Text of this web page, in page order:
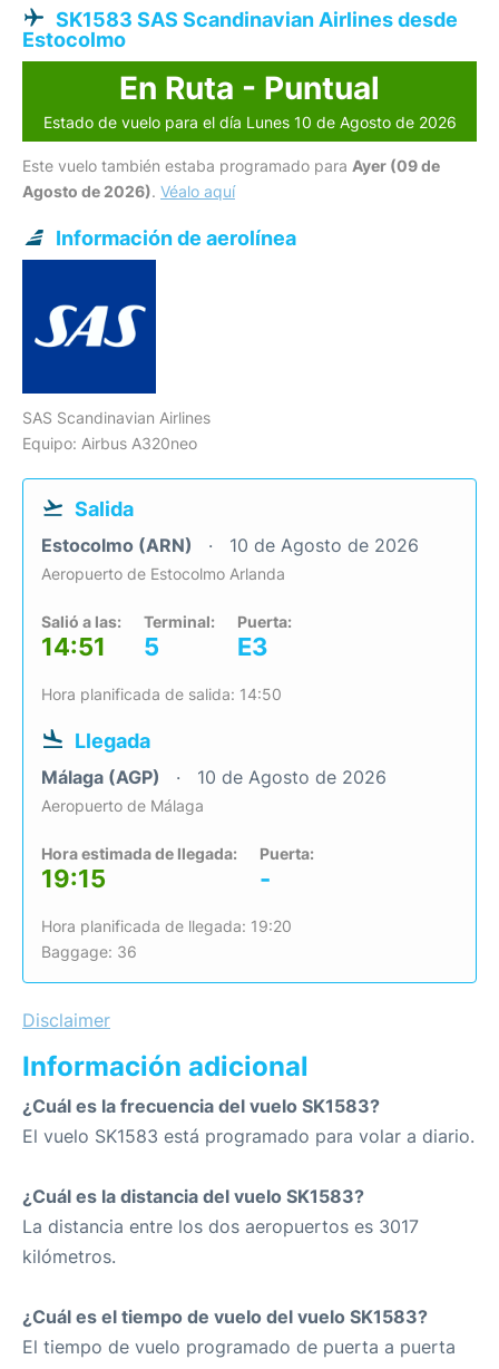
SK1583 SAS Scandinavian Airlines desde
Estocolmo
En Ruta - Puntual
Estado de vuelo para el día Lunes 10 de Agosto de 2026
Este vuelo también estaba programado para Ayer (09 de
Agosto de 2026). Véalo aquí
Información de aerolínea
SAS Scandinavian Airlines
Equipo: Airbus A320neo
Salida
Estocolmo (ARN) 10 de Agosto de 2026
Aeropuerto de Estocolmo Arlanda
Salió a las:
14:51
Terminal:
5
Puerta:
E3
Hora planificada de salida: 14:50
Llegada
Málaga (AGP) 10 de Agosto de 2026
Aeropuerto de Málaga
Hora estimada de llegada:
19:15
Puerta:
-
Hora planificada de llegada: 19:20
Baggage: 36
Disclaimer
Información adicional
¿Cuál es la frecuencia del vuelo SK1583?
El vuelo SK1583 está programado para volar a diario.
¿Cuál es la distancia del vuelo SK1583?
La distancia entre los dos aeropuertos es 3017
kilómetros.
¿Cuál es el tiempo de vuelo del vuelo SK1583?
El tiempo de vuelo programado de puerta a puerta